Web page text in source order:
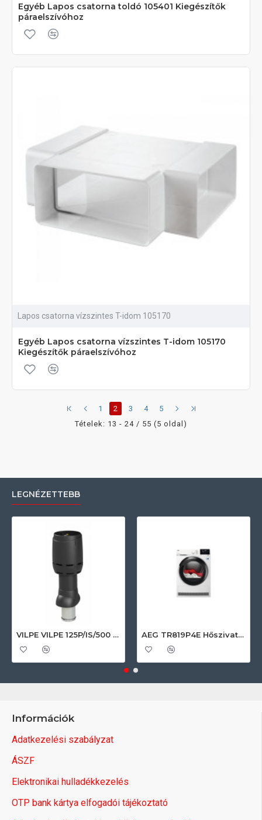
Egyéb Lapos csatorna toldó 105401 Kiegészítők
páraelszívóhoz
Lapos csatorna vízszintes T-idom 105170
Egyéb Lapos csatorna vízszintes T-idom 105170
Kiegészítők páraelszívóhoz
1 2 3 4
5
Tételek: 13 - 24 / 55 (5 oldal)
LEGNÉZETTEBB
VILPE VILPE 125P/IS/500 FLOW tetőszellőző, fekete Szellőztető ventilátor tartozékok AEG TR819P4E Hőszivattyús szárítógép
Információk
Adatkezelési szabályzat
ÁSZF
Elektronikai hulladékkezelés
OTP bank kártya elfogadói tájékoztató